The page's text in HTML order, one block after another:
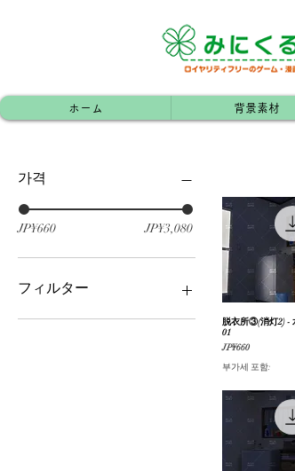
ホーム 背景素材
가격
JP¥660 JP¥3,080
フィルター
家屋（内装）・部屋
제품보
脱衣所③(消灯2) -
01
가격
JP¥660
부가세 포함: